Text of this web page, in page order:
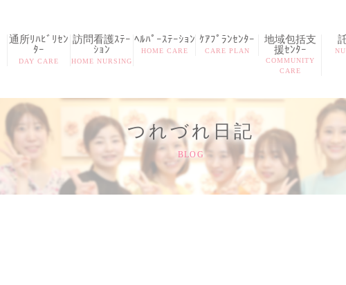
通所ﾘﾊﾋﾞﾘｾﾝ
ﾀｰ
DAY CARE
訪問看護ｽﾃｰ
ｼｮﾝ
HOME NURSING
ﾍﾙﾊﾟｰｽﾃｰｼｮﾝ
HOME CARE
ｹｱﾌﾟﾗﾝｾﾝﾀｰ
CARE PLAN
地域包括支
援ｾﾝﾀｰ
COMMUNITY
CARE
つれづれ日記
BLOG